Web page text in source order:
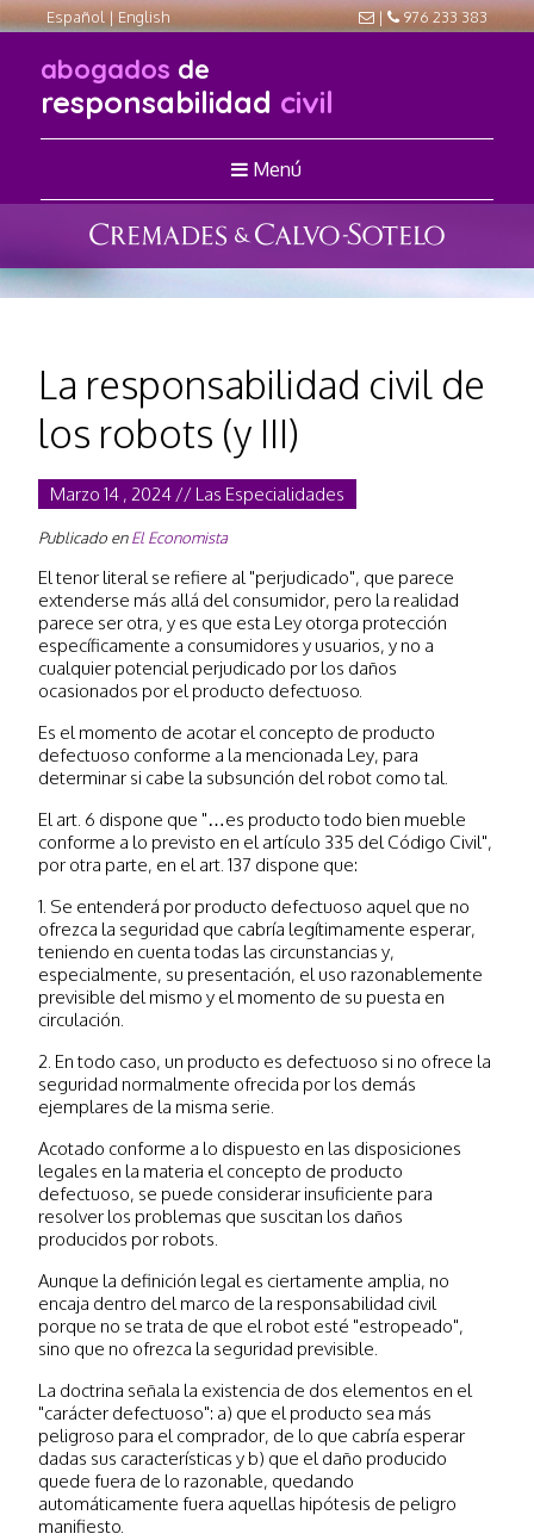
Español | English | 976 233 383
abogados de
responsabilidad civil
Menú
La responsabilidad civil de
los robots (y III)
Marzo 14 , 2024 // Las Especialidades
Publicado enEl Economista
El tenor literal se refiere al "perjudicado", que parece
extenderse más allá del consumidor, pero la realidad
parece ser otra, y es que esta Ley otorga protección
específicamente a consumidores y usuarios, y no a
cualquier potencial perjudicado por los daños
ocasionados por el producto defectuoso.
Es el momento de acotar el concepto de producto
defectuoso conforme a la mencionada Ley, para
determinar si cabe la subsunción del robot como tal.
El art. 6 dispone que "…es producto todo bien mueble
conforme a lo previsto en el artículo 335 del Código Civil",
por otra parte, en el art. 137 dispone que:
1. Se entenderá por producto defectuoso aquel que no
ofrezca la seguridad que cabría legítimamente esperar,
teniendo en cuenta todas las circunstancias y,
especialmente, su presentación, el uso razonablemente
previsible del mismo y el momento de su puesta en
circulación.
2. En todo caso, un producto es defectuoso si no ofrece la
seguridad normalmente ofrecida por los demás
ejemplares de la misma serie.
Acotado conforme a lo dispuesto en las disposiciones
legales en la materia el concepto de producto
defectuoso, se puede considerar insuficiente para
resolver los problemas que suscitan los daños
producidos por robots.
Aunque la definición legal es ciertamente amplia, no
encaja dentro del marco de la responsabilidad civil
porque no se trata de que el robot esté "estropeado",
sino que no ofrezca la seguridad previsible.
La doctrina señala la existencia de dos elementos en el
"carácter defectuoso": a) que el producto sea más
peligroso para el comprador, de lo que cabría esperar
dadas sus características y b) que el daño producido
quede fuera de lo razonable, quedando
automáticamente fuera aquellas hipótesis de peligro
manifiesto.